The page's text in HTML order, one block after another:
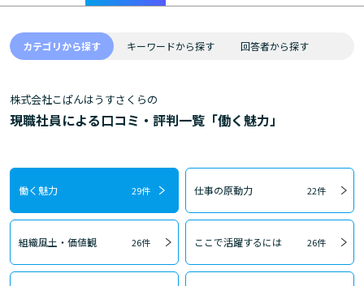
カテゴリから探す キーワードから探す 回答者から探す
株式会社こぱんはうすさくらの
現職社員による口コミ・評判一覧「働く魅力」
働く魅力 29件 仕事の原動力 22件
組織風土・価値観 26件 ここで活躍するには 26件